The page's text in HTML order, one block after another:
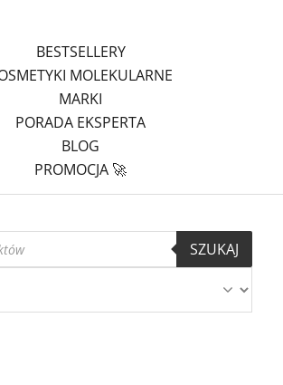
BESTSELLERY
MOLEKULARNE
MARKI
PORADA EKSPERTA
BLOG
PROMOCJA 🚀
SZUKAJ